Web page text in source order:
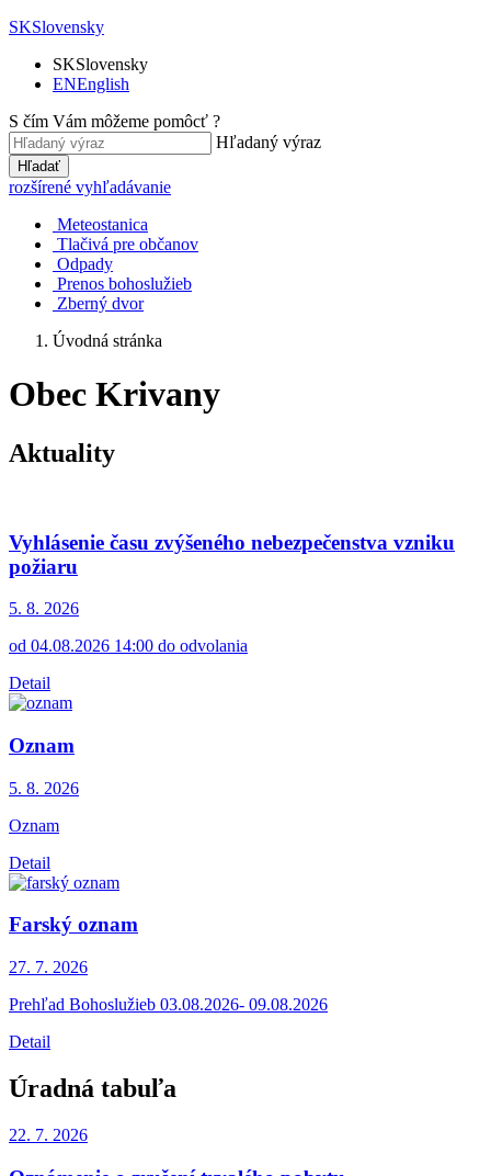
SKSlovensky
SKSlovensky
ENEnglish
S čím Vám môžeme pomôcť ?
Hľadaný výraz
Hľadať
rozšírené vyhľadávanie
Meteostanica
Tlačivá pre občanov
Odpady
Prenos bohoslužieb
Zberný dvor
Úvodná stránka
Obec Krivany
Aktuality
Vyhlásenie času zvýšeného nebezpečenstva vzniku
požiaru
5. 8. 2026
od 04.08.2026 14:00 do odvolania
Detail
Oznam
5. 8. 2026
Oznam
Detail
Farský oznam
27. 7. 2026
Prehľad Bohoslužieb 03.08.2026- 09.08.2026
Detail
Úradná tabuľa
22. 7. 2026